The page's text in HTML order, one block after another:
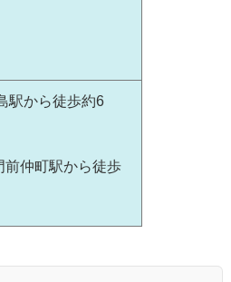
から徒歩約6
仲町駅から徒歩